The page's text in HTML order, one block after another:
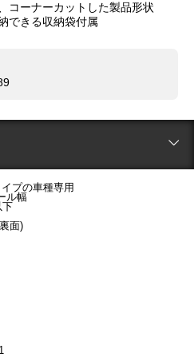
コーナーカットした製品形状
できる収納袋付属
プの車種専用
ル幅
面)